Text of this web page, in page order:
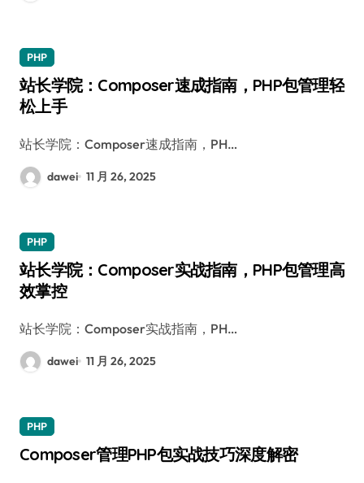
PHP
站长学院：Composer速成指南，PHP包管理轻
松上手
站长学院：Composer速成指南，PH…
dawei 11 月 26, 2025
PHP
站长学院：Composer实战指南，PHP包管理高
效掌控
站长学院：Composer实战指南，PH…
dawei 11 月 26, 2025
PHP
Composer管理PHP包实战技巧深度解密